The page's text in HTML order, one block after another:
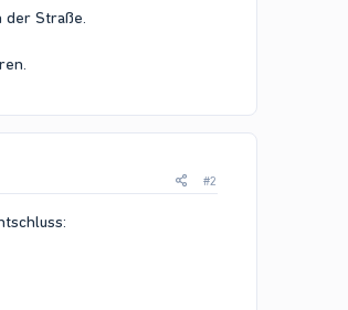
der Straße.
#2